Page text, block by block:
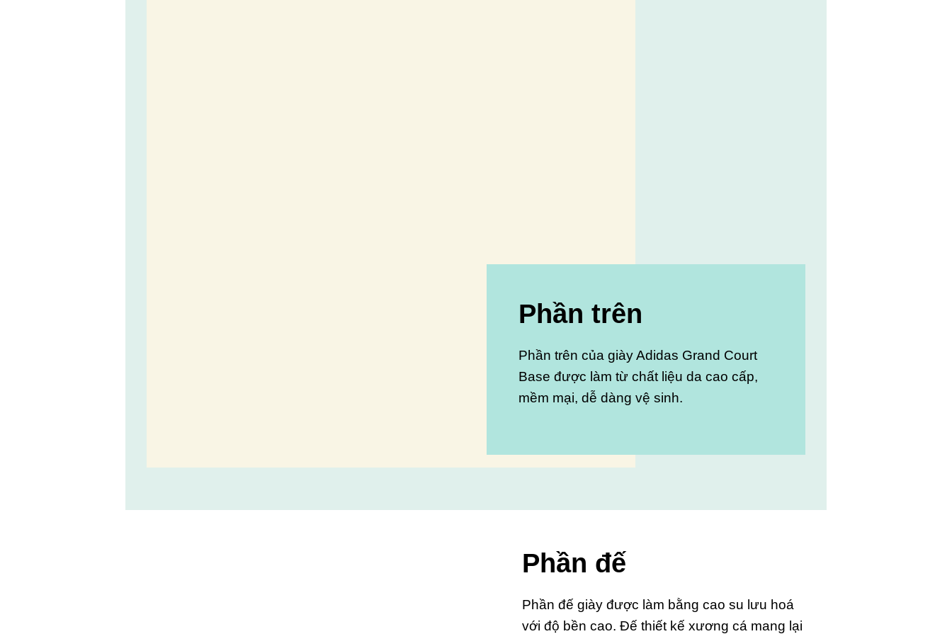
Phần trên
Phần trên của giày Adidas Grand Court
Base được làm từ chất liệu da cao cấp,
mềm mại, dễ dàng vệ sinh.
Phần đế
Phần đế giày được làm bằng cao su lưu hoá
với độ bền cao. Đế thiết kế xương cá mang lại